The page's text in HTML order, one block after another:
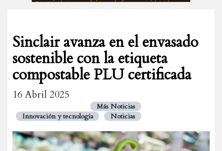
Sinclair avanza en el envasado
sostenible con la etiqueta
compostable PLU certificada
16 Abril 2025
Más Noticias
Innovación y tecnología
Noticias